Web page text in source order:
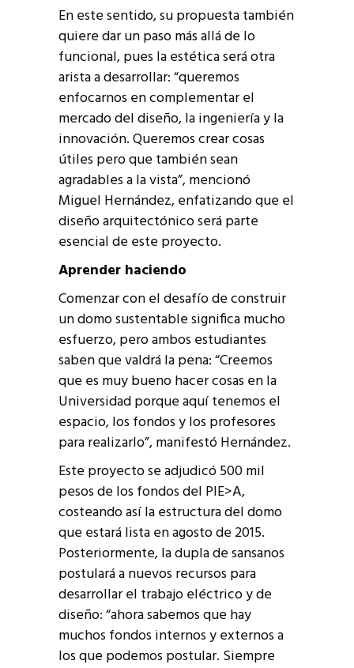
En este sentido, su propuesta también
quiere dar un paso más allá de lo
funcional, pues la estética será otra
arista a desarrollar: “queremos
enfocarnos en complementar el
mercado del diseño, la ingeniería y la
innovación. Queremos crear cosas
útiles pero que también sean
agradables a la vista”, mencionó
Miguel Hernández, enfatizando que el
diseño arquitectónico será parte
esencial de este proyecto.
Aprender haciendo
Comenzar con el desafío de construir
un domo sustentable significa mucho
esfuerzo, pero ambos estudiantes
saben que valdrá la pena: “Creemos
que es muy bueno hacer cosas en la
Universidad porque aquí tenemos el
espacio, los fondos y los profesores
para realizarlo”, manifestó Hernández.
Este proyecto se adjudicó 500 mil
pesos de los fondos del PIE>A,
costeando así la estructura del domo
que estará lista en agosto de 2015.
Posteriormente, la dupla de sansanos
postulará a nuevos recursos para
desarrollar el trabajo eléctrico y de
diseño: “ahora sabemos que hay
muchos fondos internos y externos a
los que podemos postular. Siempre